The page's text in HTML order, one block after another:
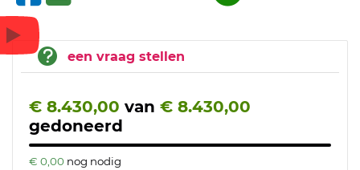
een vraag stellen
€ 8.430,00 van € 8.430,00
gedoneerd
€ 0,00 nog nodig